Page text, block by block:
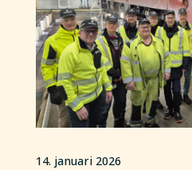
14. januari 2026